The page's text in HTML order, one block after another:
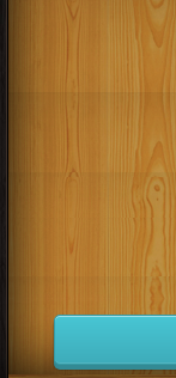
كتب 2003
كتب 1991
كتب 1987
كتب 1983
كتب 1979
كتب 1975
كتب 1971